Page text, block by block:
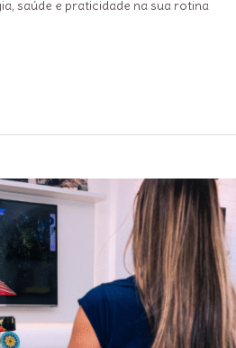
saúde e praticidade na sua rotina